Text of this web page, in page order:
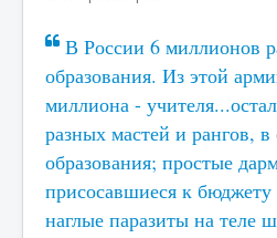
В России 6 миллионов
образования. Из этой
миллиона -
разных мастей и рангов, в
образования; простые
присосавшиеся к бюджету
наглые паразиты на теле